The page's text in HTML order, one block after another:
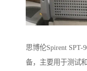
思博伦Spirent
备，主要用于测试